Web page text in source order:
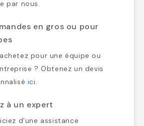
par nous.
en gros ou pour
pour une équipe ou
? Obtenez un devis
ici.
à un expert
d’une assistance